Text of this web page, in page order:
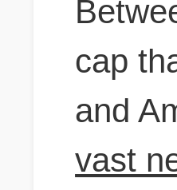
cap
and
vast